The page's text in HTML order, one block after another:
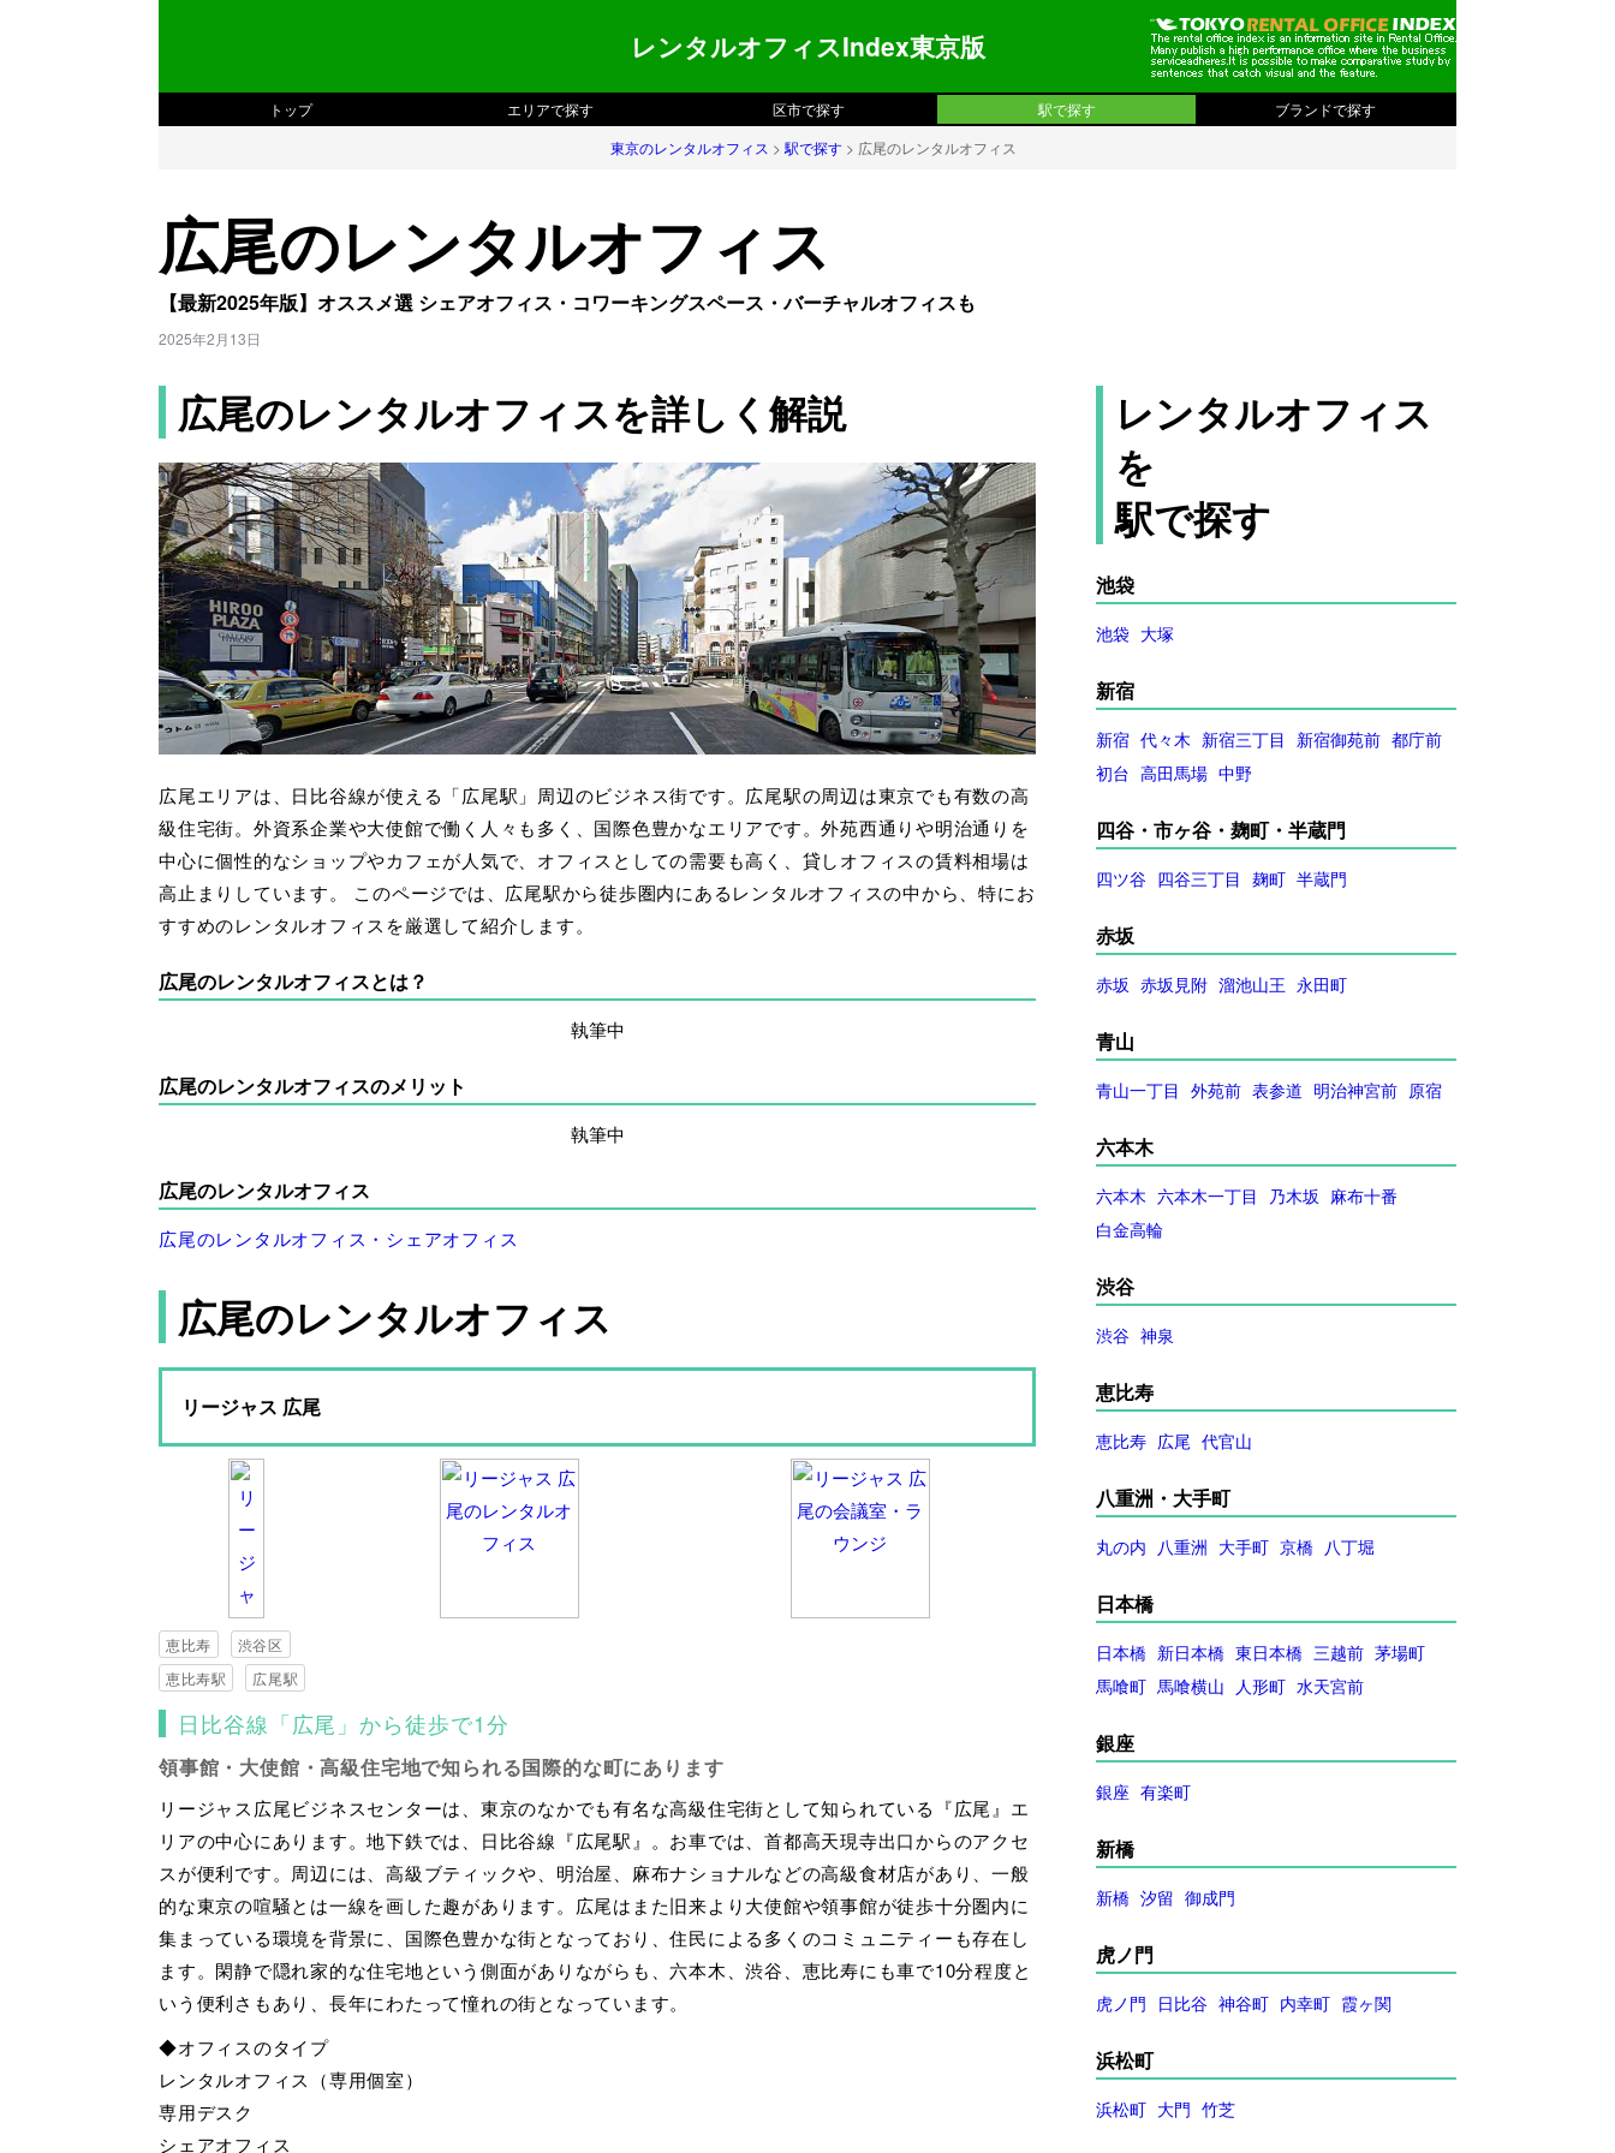
レンタルオフィスIndex東京版
トップ エリアで探す 区市で探す 駅で探す
ブランドで探す
東京のレンタルオフィス > 駅で探す > 広尾のレンタルオフィス
広尾のレンタルオフィス
【最新2025年版】オススメ選 シェアオフィス・コワーキングスペース・バーチャルオフィスも
2025年2月13日
広尾のレンタルオフィスを詳しく解説
広尾エリアは、日比谷線が使える「広尾駅」周辺のビジネス街です。広尾駅の周辺は東京でも有数の高
級住宅街。外資系企業や大使館で働く人々も多く、国際色豊かなエリアです。外苑西通りや明治通りを
中心に個性的なショップやカフェが人気で、オフィスとしての需要も高く、貸しオフィスの賃料相場は
高止まりしています。 このページでは、広尾駅から徒歩圏内にあるレンタルオフィスの中から、特にお
すすめのレンタルオフィスを厳選して紹介します。
広尾のレンタルオフィスとは？
執筆中
広尾のレンタルオフィスのメリット
執筆中
広尾のレンタルオフィス
広尾のレンタルオフィス・シェアオフィス
広尾のレンタルオフィス
リージャス 広尾
恵比寿
渋谷区
恵比寿駅
広尾駅
日比谷線「広尾」から徒歩で1分
領事館・大使館・高級住宅地で知られる国際的な町にあります
リージャス広尾ビジネスセンターは、東京のなかでも有名な高級住宅街として知られている『広尾』エ
リアの中心にあります。地下鉄では、日比谷線『広尾駅』。お車では、首都高天現寺出口からのアクセ
スが便利です。周辺には、高級ブティックや、明治屋、麻布ナショナルなどの高級食材店があり、一般
的な東京の喧騒とは一線を画した趣があります。広尾はまた旧来より大使館や領事館が徒歩十分圏内に
集まっている環境を背景に、国際色豊かな街となっており、住民による多くのコミュニティーも存在し
ます。閑静で隠れ家的な住宅地という側面がありながらも、六本木、渋谷、恵比寿にも車で10分程度と
いう便利さもあり、長年にわたって憧れの街となっています。
◆オフィスのタイプ
レンタルオフィス（専用個室）
専用デスク
シェアオフィス
レンタルオフィス
を
駅で探す
池袋
池袋 大塚
新宿
新宿 代々木 新宿三丁目 新宿御苑前 都庁前
初台 高田馬場 中野
四谷・市ヶ谷・麹町・半蔵門
四ツ谷 四谷三丁目 麹町 半蔵門
赤坂
赤坂 赤坂見附 溜池山王 永田町
青山
青山一丁目 外苑前 表参道 明治神宮前 原宿
六本木
六本木 六本木一丁目 乃木坂 麻布十番
白金高輪
渋谷
渋谷 神泉
恵比寿
恵比寿 広尾 代官山
八重洲・大手町
丸の内 八重洲 大手町 京橋 八丁堀
日本橋
日本橋 新日本橋 東日本橋 三越前 茅場町
馬喰町 馬喰横山 人形町 水天宮前
銀座
銀座 有楽町
新橋
新橋 汐留 御成門
虎ノ門
虎ノ門 日比谷 神谷町 内幸町 霞ヶ関
浜松町
浜松町 大門 竹芝